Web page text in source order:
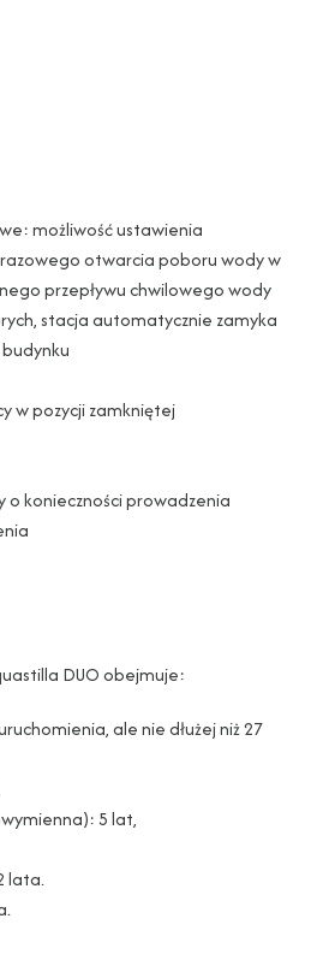
możliwość ustawienia
otwarcia poboru wody w
przepływu chwilowego wody
stacja automatycznie zamyka
w pozycji zamkniętej
o konieczności prowadzenia
DUO obejmuje:
ale nie dłużej niż 27
5 lat,
lata.